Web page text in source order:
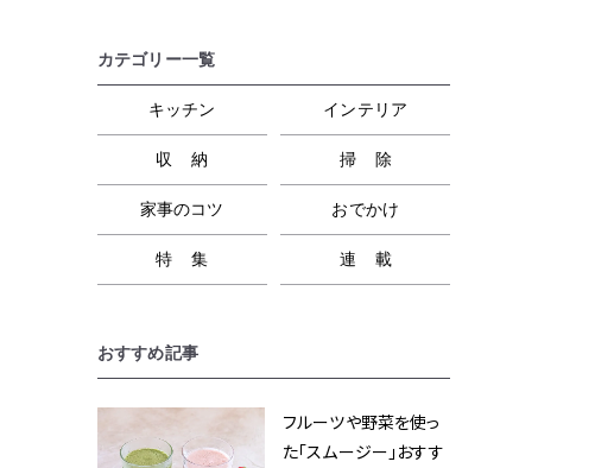
カテゴリー一覧
キッチン インテリア
収納 掃除
家事のコツ おでかけ
特集 連載
おすすめ記事
フルーツや野菜を使っ
た「スムージー」おすす